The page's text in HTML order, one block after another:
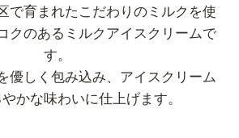
で育まれたこだわりのミルクを使
クのあるミルクアイスクリームで
す。
優しく包み込み、アイスクリーム
かな味わいに仕上げます。